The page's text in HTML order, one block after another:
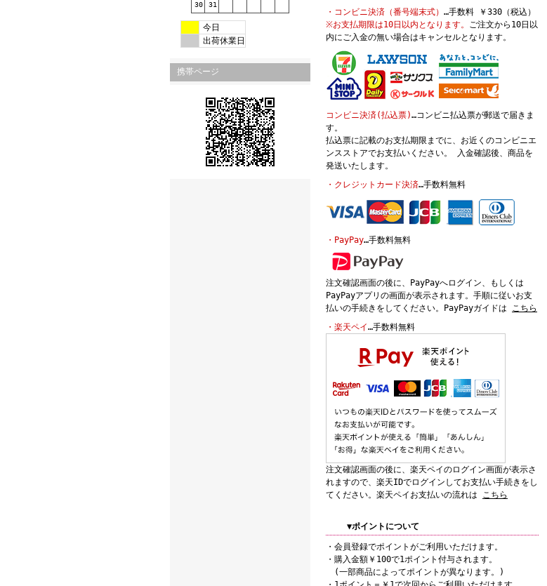
30 31
今日
出荷休業日
携帯ページ
・コンビニ決済（番号端末式） …手数料 ￥330（税込）
※お支払期限は10日以内となります。 ご注文から10日以
内にご入金の無い場合はキャンセルとなります。
コンビニ決済(払込票)…コンビニ払込票が郵送で届きま
す。
払込票に記載のお支払期限までに、お近くのコンビニエ
ンスストアでお支払いください。 入金確認後、商品を
発送いたします。
・クレジットカード決済…手数料無料
・PayPay…手数料無料
注文確認画面の後に、PayPayへログイン、もしくは
PayPayアプリの画面が表示されます。手順に従いお支
払いの手続きをしてください。PayPayガイドは こちら
・楽天ペイ…手数料無料
注文確認画面の後に、楽天ペイのログイン画面が表示さ
れますので、楽天IDでログインしてお支払い手続きをし
てください。楽天ペイお支払いの流れは こちら
▼ポイントについて
・会員登録でポイントがご利用いただけます。
・購入金額￥100で1ポイント付与されます。
(一部商品によってポイントが異なります。)